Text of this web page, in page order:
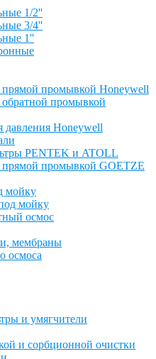
1/2''
3/4''
1''
прямой промывкой Honeywell
промывкой
Honeywell
PENTEK и ATOLL
прямой промывкой GOETZE
мойку
мойку
осмос
мембраны
осмоса
и умягчители
и сорбционной очистки